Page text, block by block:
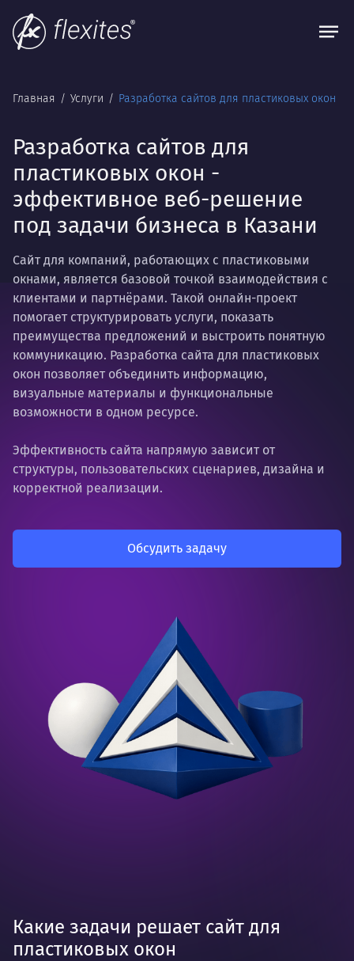
Главная Услуги Разработка сайтов для пластиковых окон
Разработка сайтов для
пластиковых окон -
эффективное веб-решение
под задачи бизнеса в Казани
Сайт для компаний, работающих с пластиковыми
окнами, является базовой точкой взаимодействия с
клиентами и партнёрами. Такой онлайн-проект
помогает структурировать услуги, показать
преимущества предложений и выстроить понятную
коммуникацию. Разработка сайта для пластиковых
окон позволяет объединить информацию,
визуальные материалы и функциональные
возможности в одном ресурсе.
Эффективность сайта напрямую зависит от
структуры, пользовательских сценариев, дизайна и
корректной реализации.
Обсудить задачу
Какие задачи решает сайт для
пластиковых окон